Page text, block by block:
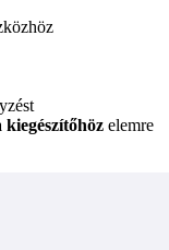
kiegészítőhöz elemre